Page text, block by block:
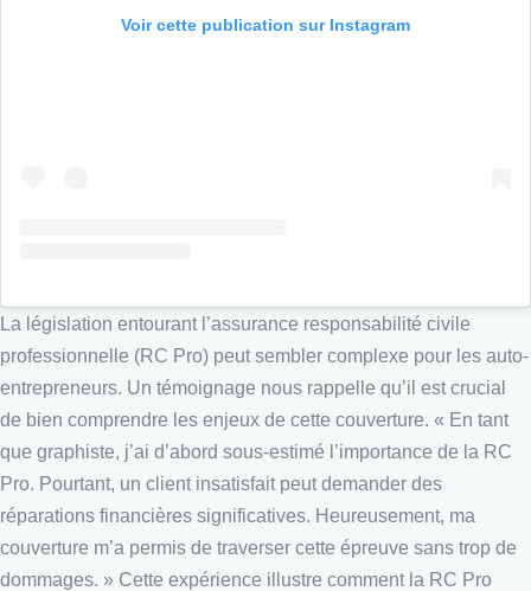
Voir cette publication sur Instagram
La législation entourant l’assurance responsabilité civile
professionnelle (RC Pro) peut sembler complexe pour les auto-
entrepreneurs. Un témoignage nous rappelle qu’il est crucial
de bien comprendre les enjeux de cette couverture. « En tant
que graphiste, j’ai d’abord sous-estimé l’importance de la RC
Pro. Pourtant, un client insatisfait peut demander des
réparations financières significatives. Heureusement, ma
couverture m’a permis de traverser cette épreuve sans trop de
dommages. » Cette expérience illustre comment la RC Pro